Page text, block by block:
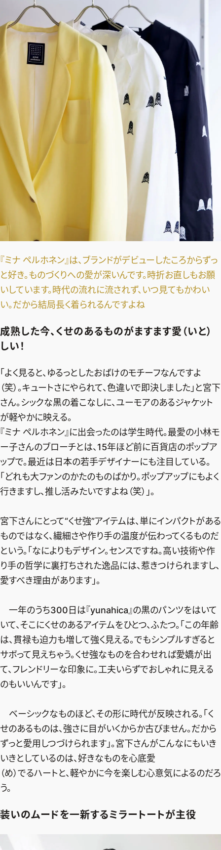
JOIN US
編集部から届くメールマガジン、
会員限定プレゼントや特別イベントへの応募など
新規会員登録はこちら
『ミナ ペルホネン』は、ブランドがデビューしたころからずっ
と好き。ものづくりへの愛が深いんです。時折お直しもお願
いしています。時代の流れに流されず、いつ見てもかわい
い。だから結局長く着られるんですよね
成熟した今、くせのあるものがますます愛（いと）
しい！
「よく見ると、ゆるっとしたおばけのモチーフなんですよ
（笑）。キュートさにやられて、色違いで即決しました」と宮下
さん。シックな黒の着こなしに、ユーモアのあるジャケット
が軽やかに映える。
『ミナ ペルホネン』に出会ったのは学生時代。最愛の小林モ
ー子さんのブローチとは、15年ほど前に百貨店のポップア
ップで。最近は日本の若手デザイナーにも注目している。
「どれも大ファンのかたのものばかり。ポップアップにもよく
行きますし、推し活みたいですよね（笑）」。
宮下さんにとって“くせ強”アイテムは、単にインパクトがある
ものではなく、繊細さや作り手の温度が伝わってくるものだ
という。「なによりもデザイン。センスですね。高い技術や作
り手の哲学に裏打ちされた逸品には、惹きつけられますし、
愛すべき理由があります」。
一年のうち300日は『yunahica』の黒のパンツをはいて
いて、そこにくせのあるアイテムをひとつ、ふたつ。「この年齢
は、貫禄も迫力も増して強く見える。でもシンプルすぎると
サボって見えちゃう。くせ強なものを合わせれば愛嬌が出
て、フレンドリーな印象に。工夫いらずでおしゃれに見える
のもいいんです」。
ベーシックなものほど、その形に時代が反映される。「く
せのあるものは、強さに目がいくからか古びません。だから
ずっと愛用しつづけられます」。宮下さんがこんなにもいき
いきとしているのは、好きなものを心底愛
（め）でるハートと、軽やかに今を楽しむ心意気によるのだろ
う。
装いのムードを一新するミラートートが主役